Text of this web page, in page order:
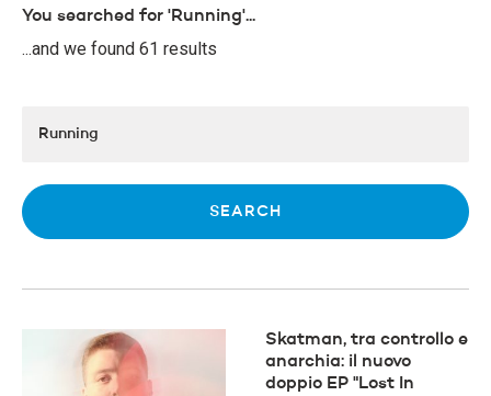
You searched for 'Running'...
...and we found 61 results
Skatman, tra controllo e
anarchia: il nuovo
doppio EP "Lost In